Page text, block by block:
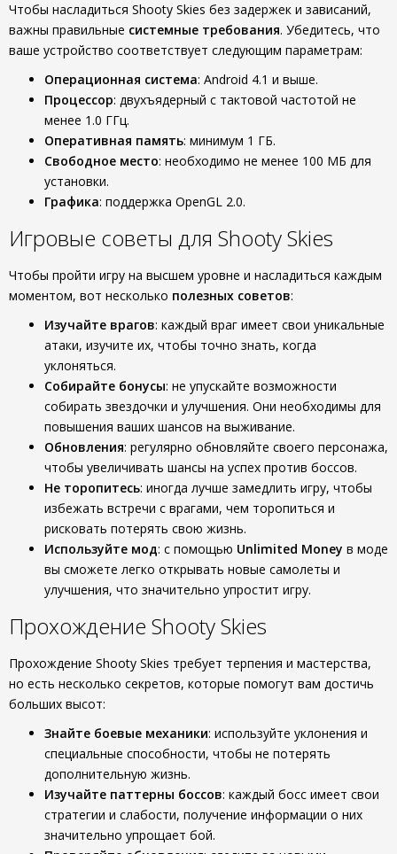
Чтобы насладиться Shooty Skies без задержек и зависаний,
важны правильные системные требования. Убедитесь, что
ваше устройство соответствует следующим параметрам:
Операционная система: Android 4.1 и выше.
Процессор: двухъядерный с тактовой частотой не
менее 1.0 ГГц.
Оперативная память: минимум 1 ГБ.
Свободное место: необходимо не менее 100 МБ для
установки.
Графика: поддержка OpenGL 2.0.
Игровые советы для Shooty Skies
Чтобы пройти игру на высшем уровне и насладиться каждым
моментом, вот несколько полезных советов:
Изучайте врагов: каждый враг имеет свои уникальные
атаки, изучите их, чтобы точно знать, когда
уклоняться.
Собирайте бонусы: не упускайте возможности
собирать звездочки и улучшения. Они необходимы для
повышения ваших шансов на выживание.
Обновления: регулярно обновляйте своего персонажа,
чтобы увеличивать шансы на успех против боссов.
Не торопитесь: иногда лучше замедлить игру, чтобы
избежать встречи с врагами, чем торопиться и
рисковать потерять свою жизнь.
Используйте мод: с помощью Unlimited Money в моде
вы сможете легко открывать новые самолеты и
улучшения, что значительно упростит игру.
Прохождение Shooty Skies
Прохождение Shooty Skies требует терпения и мастерства,
но есть несколько секретов, которые помогут вам достичь
больших высот:
Знайте боевые механики: используйте уклонения и
специальные способности, чтобы не потерять
дополнительную жизнь.
Изучайте паттерны боссов: каждый босс имеет свои
стратегии и слабости, получение информации о них
значительно упрощает бой.